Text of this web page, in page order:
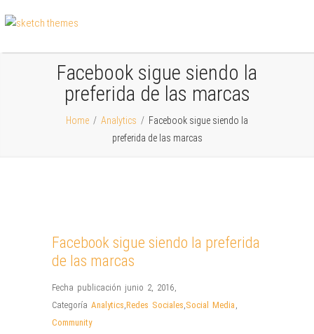
Facebook sigue siendo la
preferida de las marcas
Home / Analytics / Facebook sigue siendo la
preferida de las marcas
Facebook sigue siendo la preferida
de las marcas
Fecha publicación junio 2, 2016,
Categoría Analytics,Redes Sociales,Social Media ,
Community